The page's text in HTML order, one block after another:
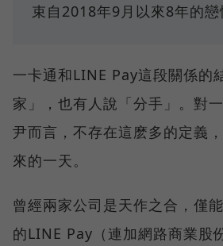
束自2018年9月以來8年的戀
一卡通和LINE Pay這段關係的
家」，也有人說「分手」。對
尹而言，不存在這麽多的定義
來的一天。
曾經兩家公司是天作之合，僅
的LINE Pay（連加網路商業股